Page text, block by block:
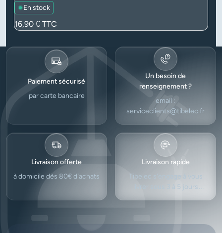
En stock
Prix
16,90 € TTC
Paiement sécurisé
par carte bancaire
Un besoin de
renseignement ?
email :
serviceclients@tibelec.fr
Livraison offerte
à domicile dès 80€ d’achats
Livraison rapide
Tibelec s'engage à vous
livrer sous 3 à 5 jours